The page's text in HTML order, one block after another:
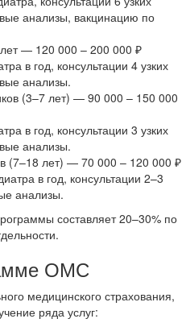
анализы, вакцинацию по
— 120 000 – 200 000 ₽
в год, консультации 4 узких
анализы.
(3–7 лет) — 90 000 – 150 000
в год, консультации 3 узких
анализы.
(7–18 лет) — 70 000 – 120 000 ₽
в год, консультации 2–3
анализы.
составляет 20–30% по
ОМС
медицинского страхования,
ряда услуг: